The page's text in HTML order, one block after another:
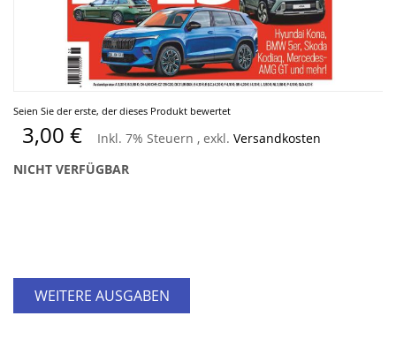
Seien Sie der erste, der dieses Produkt bewertet
3,00 € Inkl. 7% Steuern , exkl. Versandkosten
NICHT VERFÜGBAR
WEITERE AUSGABEN
Zum
Anfang
der
Bildergalerie
springen